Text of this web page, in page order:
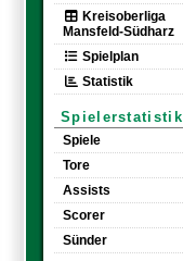
Kreisoberliga
Mansfeld-Südharz
Spielplan
Statistik
Spielerstatistik
Spiele
Tore
Assists
Scorer
Sünder